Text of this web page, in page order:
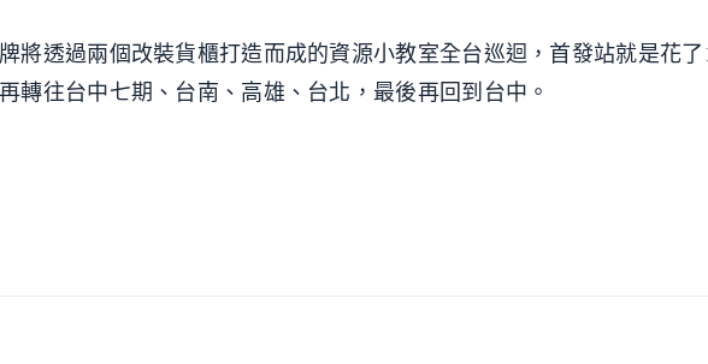
將透過兩個改裝貨櫃打造而成的資源小教室全台巡迴，首發站就是花了
轉往台中七期、台南、高雄、台北，最後再回到台中。